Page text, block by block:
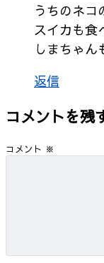
うちのネコ
スイカも食
しまちゃん
返信
コメントを残
コメント ※